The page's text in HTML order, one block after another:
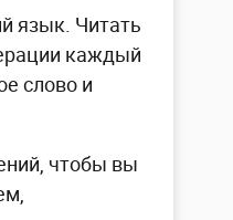
язык. Читать
каждый
слово и
чтобы вы